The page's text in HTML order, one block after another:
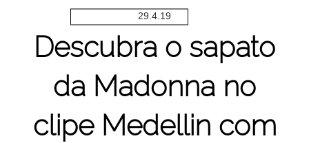
29.4.19
Descubra o sapato
da Madonna no
clipe Medellin com